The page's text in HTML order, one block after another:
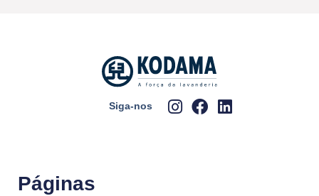
Siga-nos
Páginas